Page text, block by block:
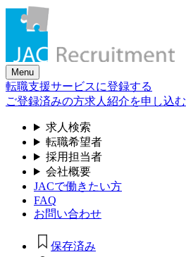
Skip
content
Menu
転職支援サービスに登録する
ご登録済みの方求人紹介を申し込む
求人検索
転職希望者
採用担当者
会社概要
JACで働きたい方
FAQ
お問い合わせ
保存済み